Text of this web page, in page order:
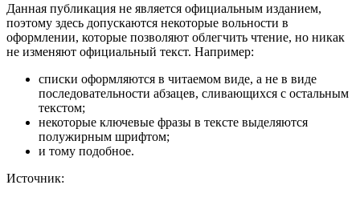
Данная публикация не является официальным изданием,
поэтому здесь допускаются некоторые вольности в
оформлении, которые позволяют облегчить чтение, но никак
не изменяют официальный текст. Например:
списки оформляются в читаемом виде, а не в виде
последовательности абзацев, сливающихся с остальным
текстом;
некоторые ключевые фразы в тексте выделяются
полужирным шрифтом;
и тому подобное.
Источник: